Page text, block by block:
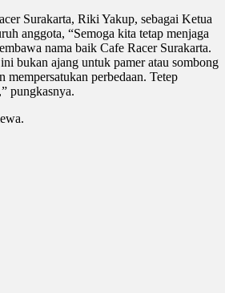
Surakarta, Riki Yakup, sebagai Ketua
anggota, “Semoga kita tetap menjaga
nama baik Cafe Racer Surakarta.
bukan ajang untuk pamer atau sombong
mempersatukan perbedaan. Tetep
pungkasnya.